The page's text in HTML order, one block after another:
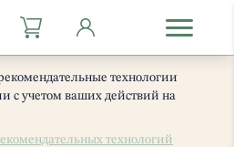
технологии
с учетом ваших действий на
технологий